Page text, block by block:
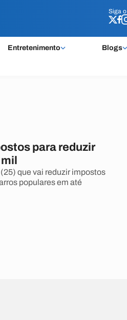
Siga o
Entretenimento Blogs
Siga o
para reduzir
que vai reduzir impostos
populares em até